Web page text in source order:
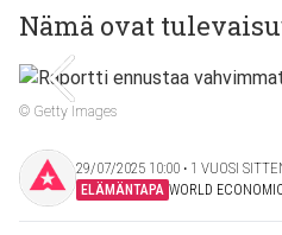
Nämä ovat
© Getty Images
29/07/2025 10:00 ‧ 1 VUOSI
ELÄMÄNTAPA WORLD